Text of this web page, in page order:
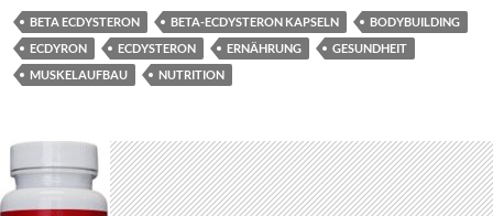
BETA ECDYSTERON BETA-ECDYSTERON KAPSELN
BODYBUILDING
ECDYRON
ECDYSTERON ERNÄHRUNG
GESUNDHEIT
MUSKELAUFBAU
NUTRITION